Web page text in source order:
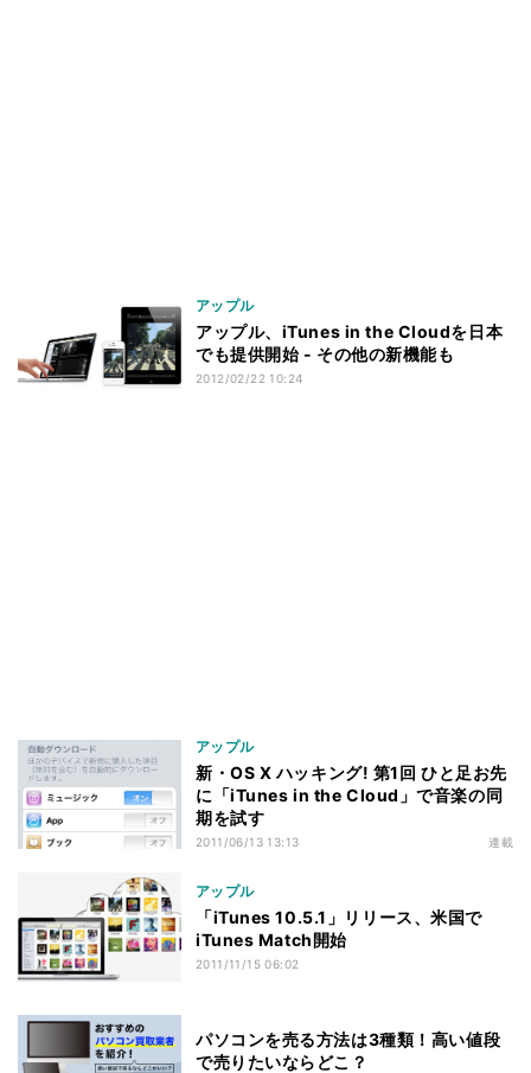
アップル
アップル、iTunes in the Cloudを日本
でも提供開始 - その他の新機能も
2012/02/22 10:24
アップル
新・OS X ハッキング! 第1回 ひと足お先
に「iTunes in the Cloud」で音楽の同
期を試す
2011/06/13 13:13 連載
アップル
「iTunes 10.5.1」リリース、米国で
iTunes Match開始
2011/11/15 06:02
パソコンを売る方法は3種類！高い値段
で売りたいならどこ？